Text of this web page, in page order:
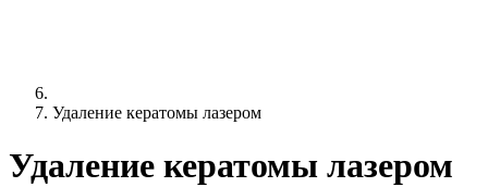
Удаление кератомы лазером
Удаление кератомы лазером